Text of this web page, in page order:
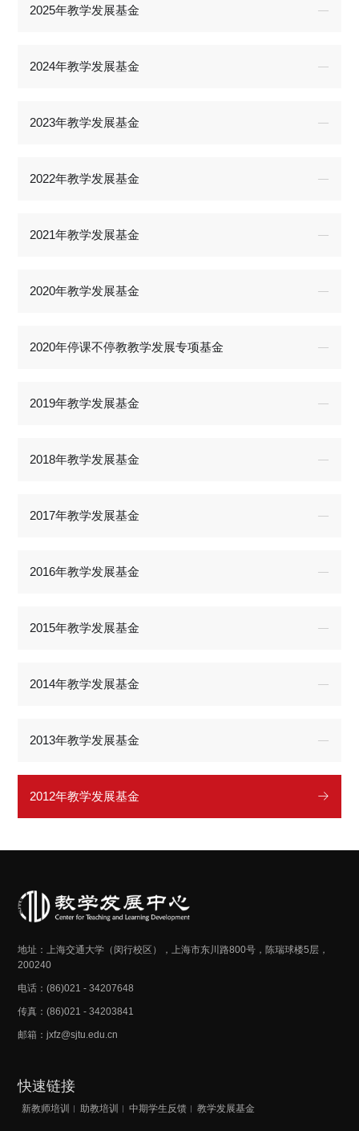
2025年教学发展基金
2024年教学发展基金
2023年教学发展基金
2022年教学发展基金
2021年教学发展基金
2020年教学发展基金
2020年停课不停教教学发展专项基金
2019年教学发展基金
2018年教学发展基金
2017年教学发展基金
2016年教学发展基金
2015年教学发展基金
2014年教学发展基金
2013年教学发展基金
2012年教学发展基金
地址：上海交通大学（闵行校区），上海市东川路800号，陈瑞球楼5层，
200240
电话：(86)021 - 34207648
传真：(86)021 - 34203841
邮箱：jxfz@sjtu.edu.cn
快速链接
新教师培训 助教培训 中期学生反馈 教学发展基金